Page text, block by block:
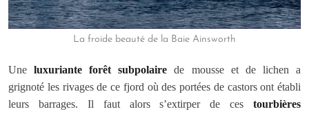
La froide beauté de la Baie Ainsworth
Uneluxuriante forêt subpolaire de mousse et de lichen a
grignoté les rivages de ce fjord où des portées de castors ont établi
leurs barrages. Il faut alors s’extirper de ces tourbières